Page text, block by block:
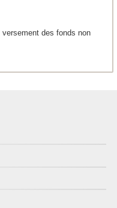
versement des fonds non